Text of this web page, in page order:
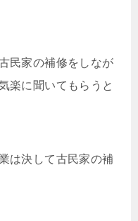
民家の補修をしなが
楽に聞いてもらうと
は決して古民家の補